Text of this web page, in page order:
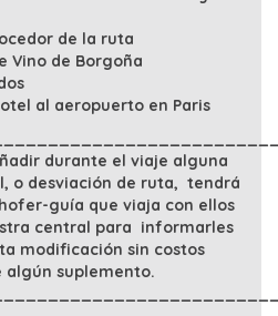
de la ruta
Vino de Borgoña
al aeropuerto en Paris
durante el viaje alguna
o desviación de ruta, tendrá
guía que viaja con ellos
central para informarles
modificación sin costos
algún suplemento.